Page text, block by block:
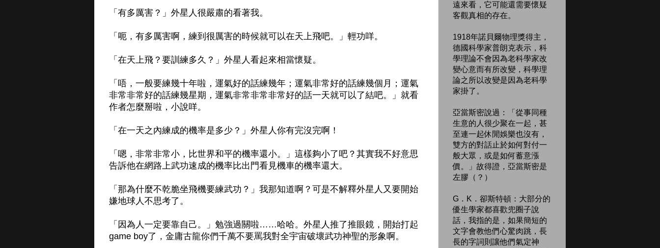
「有多厲害？」外星人很嚴肅的看著我。
「呃，有多厲害啊，練到很厲害的時候就可以在天上飛吧。」輕功咩。
「在天上飛？要訓練多久？」外星人看起來相當懷疑。
「唔，一般要練幾十年啦，運氣好的話練幾年；運氣非常好的話練幾個月；運氣
非常非常好的話練幾星期，運氣非常非常非常好的話一天就可以了結吧。」就看
作者怎麼掰啦，小說咩。
「在一天之內練成的機率是多少？」外星人你有完沒完啊！
「嗯，非常非常小，比世界和平的機率還小。」這樣夠小了吧？其實我不好意思
告訴他在網路上武功速成的機率比出門看見機車的機率還大。
「那為什麼不乾脆坐飛機要練武功？」我那知道啊？可是不解釋外星人又要開始
嫌地球人不思考了。
「因為人一定要靠自己。」勉強過關啦……哈哈。外星人推了推眼鏡，開始打起
game boy了，金庸古龍你們千萬不要罵我對全宇宙破壞武功神聖的形象啊。
遠來看，它可能還需要懷疑
客觀真相的存在。
1918年諾貝爾物理獎得主，
德國科學家普朗克表示，科
學理論不會因為老科學家改
變心意而有所改變，科學理
論之所以改變是因為老科學
家掛了。
亞當斯密說過：「從事同種
生意的人很少聚在一起，甚
至連一起休閒娛樂也沒有，
雙方的對話止於如何對付一
般大眾，或是如何蓄意漲
價。」故得證，亞當斯密是
左膠（？）
G．K．卻斯特頓：大部分的
優生學家都喜歡兜圈子說
話，我指的是，如果簡短的
文字會教他們心驚肉跳，長
長的字詞則讓他們氣定神